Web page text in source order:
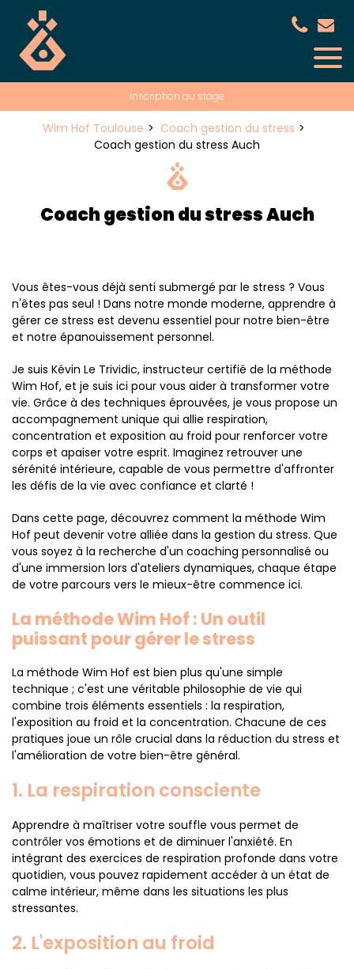
Inscription au stage
Wim Hof Toulouse
Coach gestion du stress
Coach gestion du stress Auch
Coach gestion du stress Auch
Vous êtes-vous déjà senti submergé par le stress ? Vous
n'êtes pas seul ! Dans notre monde moderne, apprendre à
gérer ce stress est devenu essentiel pour notre bien-être
et notre épanouissement personnel.
Je suis Kévin Le Trividic, instructeur certifié de la méthode
Wim Hof, et je suis ici pour vous aider à transformer votre
vie. Grâce à des techniques éprouvées, je vous propose un
accompagnement unique qui allie respiration,
concentration et exposition au froid pour renforcer votre
corps et apaiser votre esprit. Imaginez retrouver une
sérénité intérieure, capable de vous permettre d'affronter
les défis de la vie avec confiance et clarté !
Dans cette page, découvrez comment la méthode Wim
Hof peut devenir votre alliée dans la gestion du stress. Que
vous soyez à la recherche d'un coaching personnalisé ou
d'une immersion lors d'ateliers dynamiques, chaque étape
de votre parcours vers le mieux-être commence ici.
La méthode Wim Hof : Un outil
puissant pour gérer le stress
La méthode Wim Hof est bien plus qu'une simple
technique ; c'est une véritable philosophie de vie qui
combine trois éléments essentiels : la respiration,
l'exposition au froid et la concentration. Chacune de ces
pratiques joue un rôle crucial dans la réduction du stress et
l'amélioration de votre bien-être général.
1. La respiration consciente
Apprendre à maîtriser votre souffle vous permet de
contrôler vos émotions et de diminuer l'anxiété. En
intégrant des exercices de respiration profonde dans votre
quotidien, vous pouvez rapidement accéder à un état de
calme intérieur, même dans les situations les plus
stressantes.
2. L'exposition au froid
Panneau de gestion des cookies